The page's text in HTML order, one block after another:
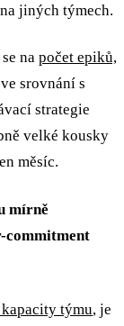
jiných týmech.
na počet epiků,
srovnání s
strategie
velké kousky
měsíc.
mírně
commitment
týmu, je